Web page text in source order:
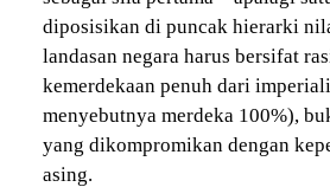
diposisikan di puncak hierarki
landasan negara harus bersifat
kemerdekaan penuh dari
menyebutnya merdeka 100%),
yang dikompromikan dengan
asing.